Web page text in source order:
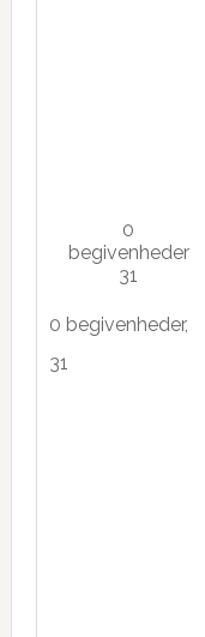
0
begivenheder
31
0 begivenheder,
31